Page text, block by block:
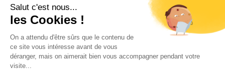
AEF info
Novethic
PRODURABLE
Inclusiv Day
Salut c'est nous...
les Cookies !
On a attendu d'être sûrs que le contenu de
ce site vous intéresse avant de vous
déranger, mais on aimerait bien vous accompagner pendant votre
visite...